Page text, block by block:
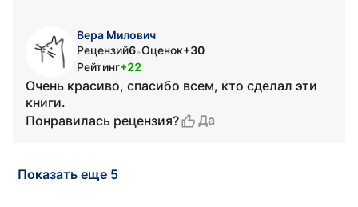
Вера Милович
Рецензий6•Оценок+30
Рейтинг+22
Очень красиво, спасибо всем, кто сделал эти
книги.
Понравилась рецензия?
Да
Показать еще 5